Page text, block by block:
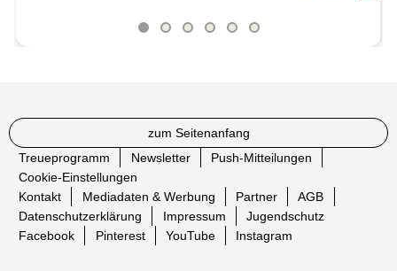
zum Seitenanfang
Treueprogramm
Newsletter
Push-Mitteilungen
Cookie-Einstellungen
Kontakt
Mediadaten & Werbung Partner
AGB
Datenschutzerklärung
Impressum
Jugendschutz
Facebook
Pinterest YouTube Instagram